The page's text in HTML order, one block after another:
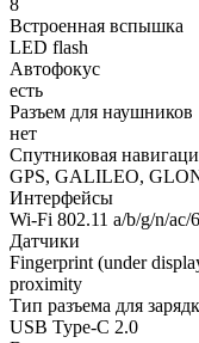
Встроенная вспышка
LED flash
Автофокус
есть
Разъем для наушников
нет
Спутниковая
GPS, GALILEO,
Интерфейсы
Wi-Fi 802.11 a/b/g/n/ac/
Датчики
Fingerprint (under
proximity
Тип разъема для
USB Type-C 2.0